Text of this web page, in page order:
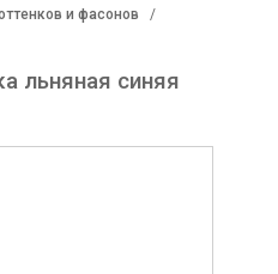
и фасонов
льняная синяя